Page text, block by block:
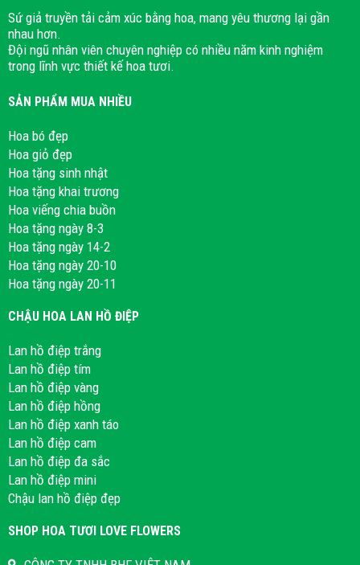
Sứ giả truyền tải cảm xúc bằng hoa, mang yêu thương lại gần
nhau hơn.
Đội ngũ nhân viên chuyên nghiệp có nhiều năm kinh nghiệm
trong lĩnh vực thiết kế hoa tươi.
SẢN PHẨM MUA NHIỀU
Hoa bó đẹp
Hoa giỏ đẹp
Hoa tặng sinh nhật
Hoa tặng khai trương
Hoa viếng chia buồn
Hoa tặng ngày 8-3
Hoa tặng ngày 14-2
Hoa tặng ngày 20-10
Hoa tặng ngày 20-11
CHẬU HOA LAN HỒ ĐIỆP
Lan hồ điệp trắng
Lan hồ điệp tím
Lan hồ điệp vàng
Lan hồ điệp hồng
Lan hồ điệp xanh táo
Lan hồ điệp cam
Lan hồ điệp đa sắc
Lan hồ điệp mini
Chậu lan hồ điệp đẹp
SHOP HOA TƯƠI LOVE FLOWERS